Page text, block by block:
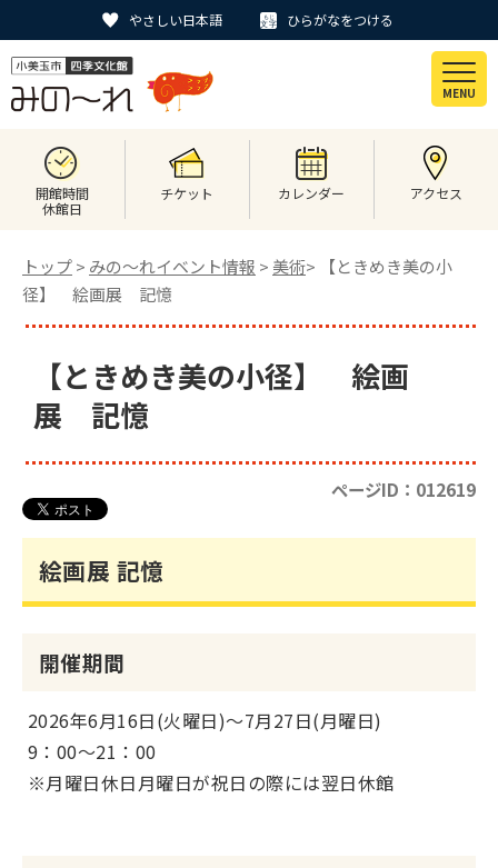
やさしい日本語 ひらがなをつける
MENU
開館時間
休館日
チケット カレンダー アクセス
トップ> みの〜れイベント情報 > 美術> 【ときめき美の小
径】 絵画展 記憶
【ときめき美の小径】 絵画
展 記憶
ページID：012619
絵画展 記憶
開催期間
2026年6月16日(火曜日)～7月27日(月曜日)
9：00～21：00
※月曜日休日月曜日が祝日の際には翌日休館